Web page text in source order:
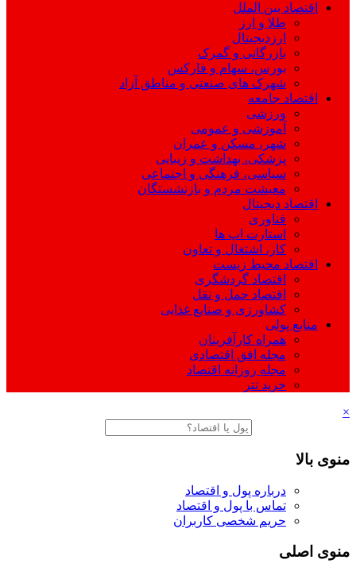
اقتصاد بین الملل
طلا و ارز
ارزدیجیتال
بازرگانی و گمرک
بورس، سهام و فارکس
شهرک های صنعتی و مناطق آزاد
اقتصاد جامعه
ورزشی
آموزشی و عمومی
شهر، مسکن و عمران
پزشکی، بهداشت و زیبایی
سیاسی، فرهنگی و اجتماعی
معیشت مردم و بازنشستگان
اقتصاد دیجیتال
فناوری
استارت اپ ها
کار، اشتغال و تعاون
اقتصاد محیط زیست
اقتصاد گردشگری
اقتصاد حمل و نقل
کشاورزی و صنایع غذایی
منابع پولی
همراه کارآفرینان
مجله افق اقتصادی
مجله روزانه اقتصاد
خرید تتر
×
منوی بالا
درباره پول و اقتصاد
تماس با پول و اقتصاد
حریم شخصی کاربران
منوی اصلی